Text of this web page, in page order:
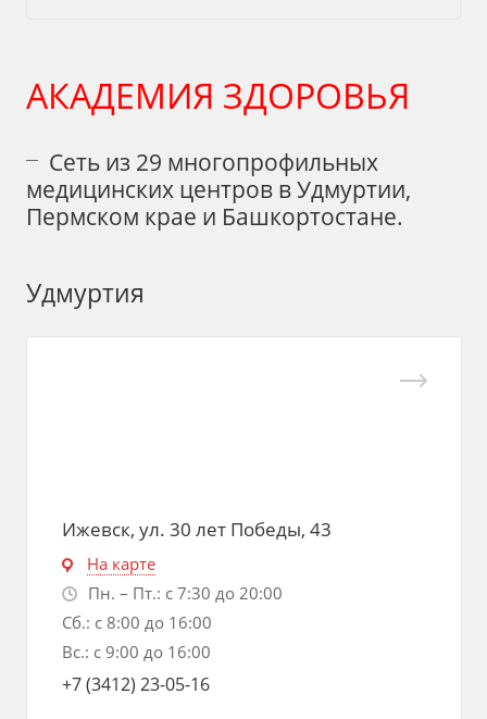
АКАДЕМИЯ ЗДОРОВЬЯ
Cеть из 29 многопрофильных
медицинских центров в Удмуртии,
Пермском крае и Башкортостане.
Удмуртия
Ижевск, ул. 30 лет Победы, 43
На карте
Пн. – Пт.: с 7:30 до 20:00
Сб.: с 8:00 до 16:00
Вс.: с 9:00 до 16:00
+7 (3412) 23-05-16